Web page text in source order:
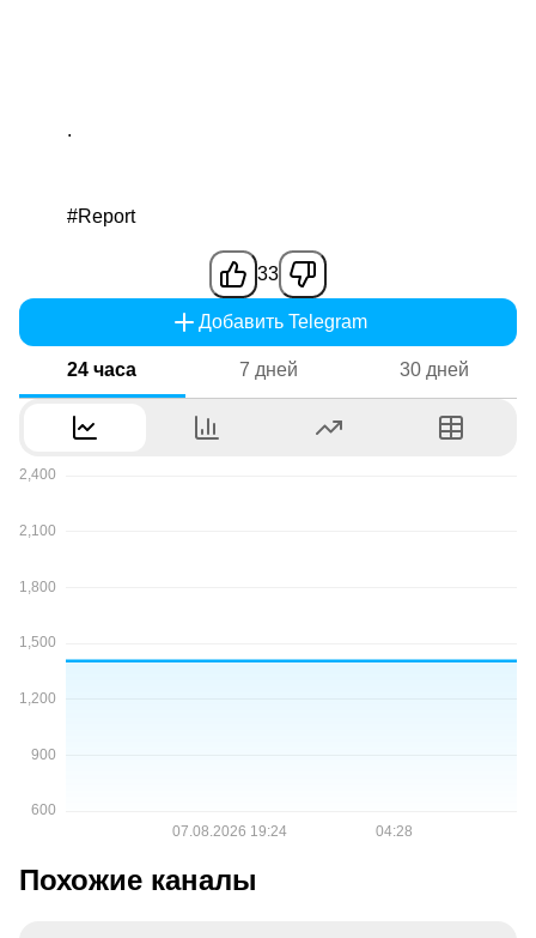
.
#Report
33
Добавить Telegram
24 часа 7 дней 30 дней
Похожие каналы